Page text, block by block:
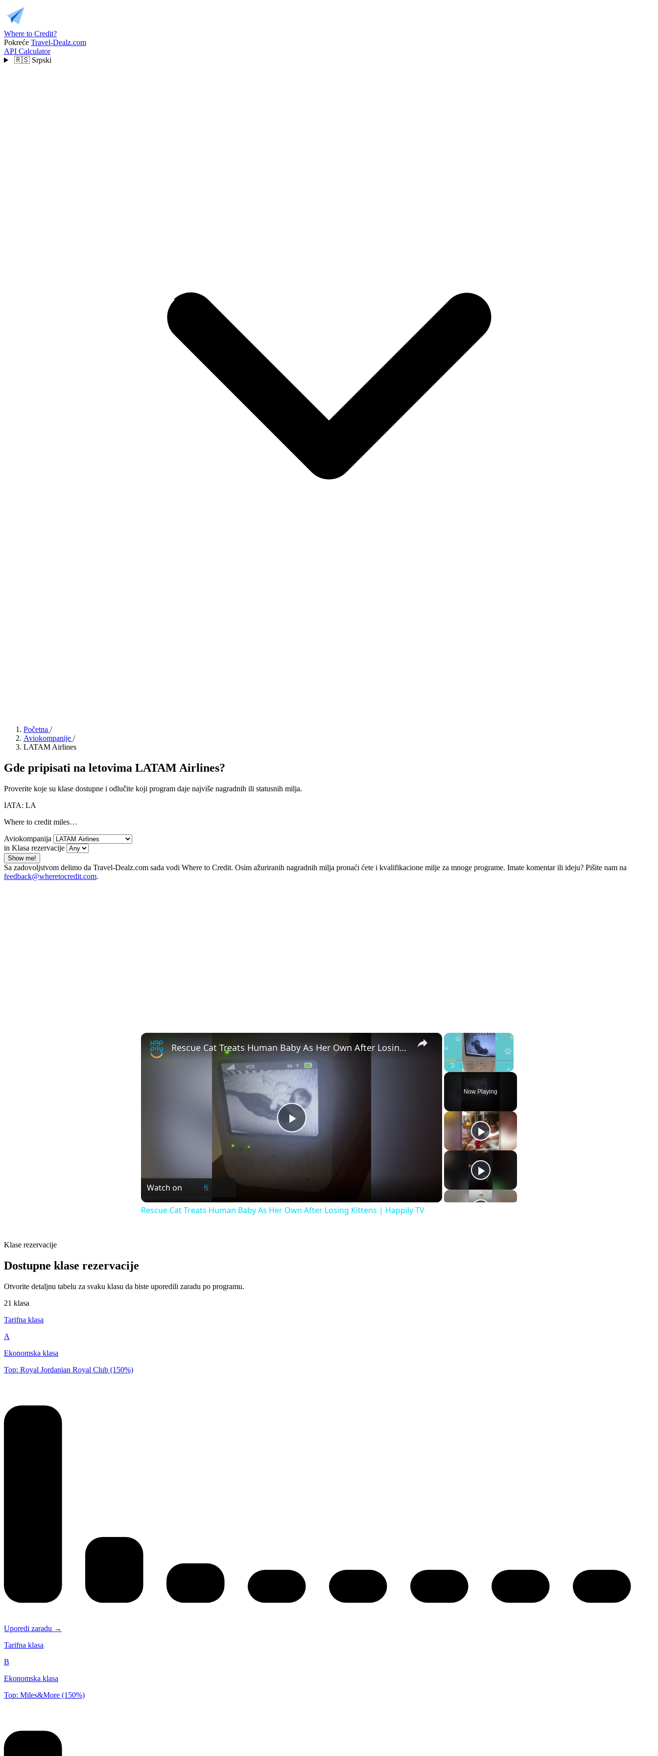
Where to Credit?
Pokreće Travel-Dealz.com
API Calculator
🇷🇸 Srpski
Početna /
Aviokompanije /
LATAM Airlines
Gde pripisati na letovima LATAM Airlines?
Proverite koje su klase dostupne i odlučite koji program daje najviše nagradnih ili statusnih milja.
IATA: LA
Where to credit miles…
Aviokompanija
in Klasa rezervacije
Show me!
Sa zadovoljstvom delimo da Travel-Dealz.com sada vodi Where to Credit. Osim ažuriranih nagradnih milja pronaći ćete i kvalifikacione milje za mnoge programe. Imate komentar ili ideju? Pišite nam na
feedback@wheretocredit.com.
×
Unmute Fullscreen
Now Playing
×
Play
Video
Rescue Cat Treats Human Baby As Her Own After Losing Kittens | Happily TV
Watch on
Rescue Cat Treats Human Baby As Her Own After Losing Kittens | Happily TV
Klase rezervacije
Dostupne klase rezervacije
Otvorite detaljnu tabelu za svaku klasu da biste uporedili zaradu po programu.
21 klasa
Tarifna klasa
A
Ekonomska klasa
Top: Royal Jordanian Royal Club (150%)
Uporedi zaradu →
Tarifna klasa
B
Ekonomska klasa
Top: Miles&More (150%)